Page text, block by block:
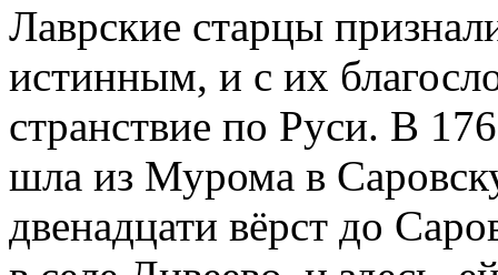
Лаврские старцы
истинным, и с их
странствие по Руси. В
шла из Мурома в
двенадцати вёрст до